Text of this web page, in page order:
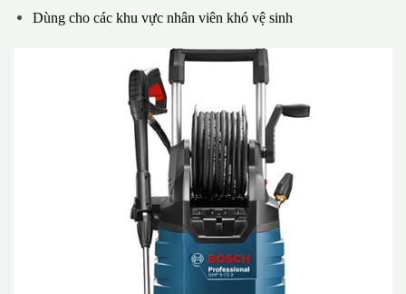
Dùng cho các khu vực nhân viên khó vệ sinh